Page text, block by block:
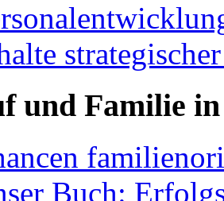
und Familie
Buch: